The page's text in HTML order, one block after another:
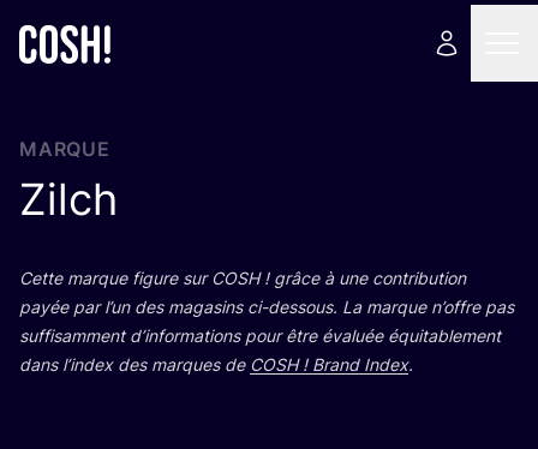
MARQUE
Zilch
Cette marque figure sur COSH! grâce à une contri­bu­tion
payée par l’un des maga­sins ci-des­sous. La marque n’offre pas
suf­fi­sam­ment d’in­for­ma­tions pour être éva­luée équi­ta­ble­ment
dans l’in­dex des marques de COSH! Brand Index.